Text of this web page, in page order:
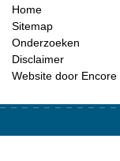
Home
Sitemap
Onderzoeken
Disclaimer
Website door Encore